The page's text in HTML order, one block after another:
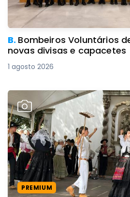
B. Bombeiros Voluntários
novas divisas e capacetes
1 agosto 2026
PREMIUM